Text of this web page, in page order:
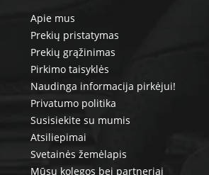
Apie mus
Prekių pristatymas
Prekių grąžinimas
Pirkimo taisyklės
Naudinga informacija pirkėjui!
Privatumo politika
Susisiekite su mumis
Atsiliepimai
Svetainės žemėlapis
Mūsų kolegos bei partneriai